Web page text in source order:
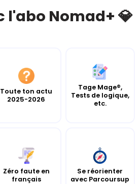
l'abo Nomad+ 💎
Toute ton actu
2025-2026
Tage Mage®,
Tests de logique,
etc.
Zéro faute en
français
Se réorienter
avec Parcoursup